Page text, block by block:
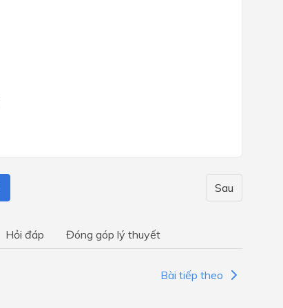
Sau
Hỏi đáp Đóng góp lý thuyết
Bài tiếp theo